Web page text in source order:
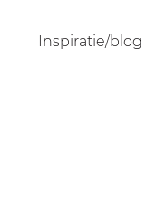
Inspiratie/blog